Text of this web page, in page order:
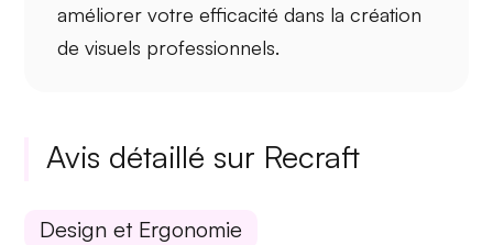
améliorer votreefficacité dans la création
de visuels professionnels.
Avis détaillé sur Recraft
Design et Ergonomie